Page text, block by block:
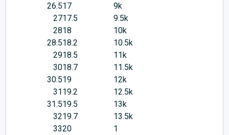
26.517
9k
2717.5
9.5k
2818
10k
28.518.2
10.5k
2918.5
11k
3018.7
11.5k
30.519
12k
3119.2
12.5k
31.519.5
13k
3219.7
13.5k
3320
1